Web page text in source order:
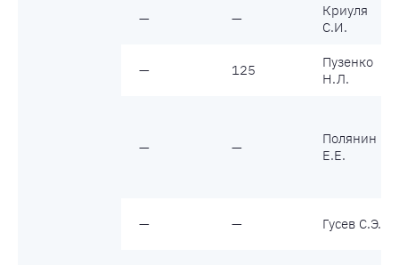
— —
Криуля
С.И.
— 125
Пузенко
Н.Л.
— —
Полянин
Е.Е.
— — Гусев С.Э.